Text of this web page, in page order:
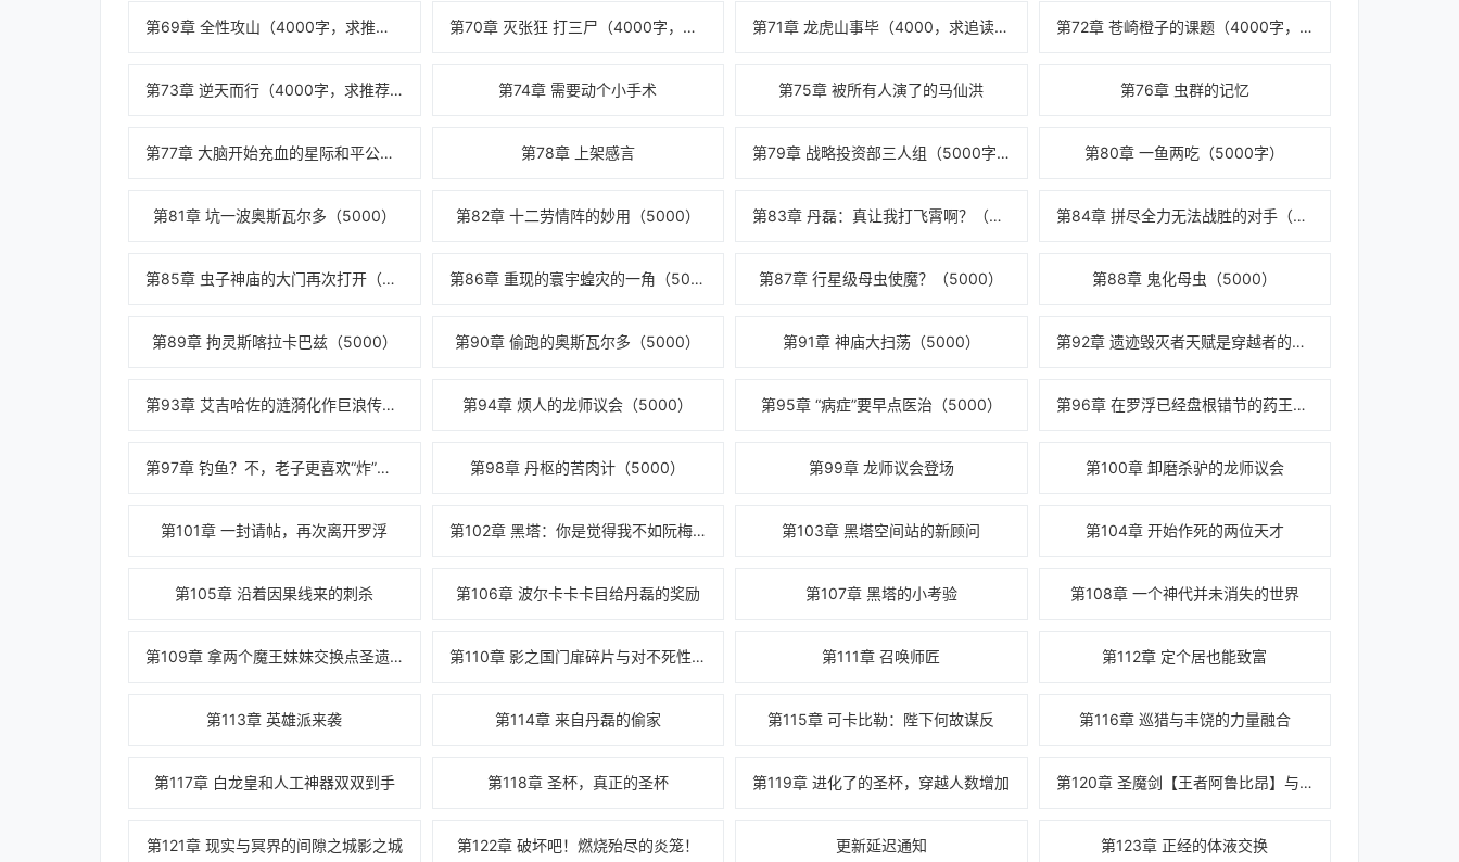
第69章 全性攻山（4000字，求推荐，求追读） 第70章 灭张狂 打三尸（4000字，求推荐，求 第71章 龙虎山事毕（4000，求追读，求推荐） 第72章 苍崎橙子的课题（4000字，求推荐，求
第73章 逆天而行（4000字，求推荐，求追读） 第74章 需要动个小手术 第75章 被所有人演了的马仙洪 第76章 虫群的记忆
第77章 大脑开始充血的星际和平公司高层 第78章 上架感言 第79章 战略投资部三人组（5000字） 第80章 一鱼两吃（5000字）
第81章 坑一波奥斯瓦尔多（5000） 第82章 十二劳情阵的妙用（5000） 第83章 丹磊：真让我打飞霄啊？（5000） 第84章 拼尽全力无法战胜的对手（5000）
第85章 虫子神庙的大门再次打开（5000） 第86章 重现的寰宇蝗灾的一角（5000） 第87章 行星级母虫使魔？（5000） 第88章 鬼化母虫（5000）
第89章 拘灵斯喀拉卡巴兹（5000） 第90章 偷跑的奥斯瓦尔多（5000） 第91章 神庙大扫荡（5000） 第92章 遗迹毁灭者天赋是穿越者的共有天赋（
第93章 艾吉哈佐的涟漪化作巨浪传遍宇宙（5 第94章 烦人的龙师议会（5000） 第95章 “病症”要早点医治（5000） 第96章 在罗浮已经盘根错节的药王秘传（500
第97章 钓鱼？不，老子更喜欢“炸”鱼（500 第98章 丹枢的苦肉计（5000） 第99章 龙师议会登场 第100章 卸磨杀驴的龙师议会
第101章 一封请帖，再次离开罗浮 第102章 黑塔：你是觉得我不如阮梅？ 第103章 黑塔空间站的新顾问 第104章 开始作死的两位天才
第105章 沿着因果线来的刺杀 第106章 波尔卡卡卡目给丹磊的奖励 第107章 黑塔的小考验 第108章 一个神代并未消失的世界
第109章 拿两个魔王妹妹交换点圣遗物 第110章 影之国门扉碎片与对不死性武器 第111章 召唤师匠 第112章 定个居也能致富
第113章 英雄派来袭 第114章 来自丹磊的偷家 第115章 可卡比勒：陛下何故谋反 第116章 巡猎与丰饶的力量融合
第117章 白龙皇和人工神器双双到手 第118章 圣杯，真正的圣杯 第119章 进化了的圣杯，穿越人数增加 第120章 圣魔剑【王者阿鲁比昂】与【魂灵腰
第121章 现实与冥界的间隙之城影之城 第122章 破坏吧！燃烧殆尽的炎笼！ 更新延迟通知 第123章 正经的体液交换